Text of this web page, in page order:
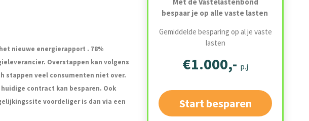
bespaar je op alle vaste lasten
Gemiddelde besparing op al je vaste
lasten
€1.000,- p.j
Start besparen
nieuwe energierapport . 78%
Overstappen kan volgens
stappen veel consumenten niet over.
contract kan besparen. Ook
voordeliger is dan via een